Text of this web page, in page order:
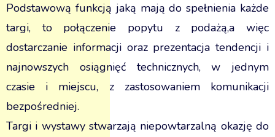
Podstawową funkcją jaką mają do spełnienia każde
targi, to połączenie popytu z podażą,a więc
dostarczanie informacji oraz prezentacja tendencji i
najnowszych osiągnięć technicznych, w jednym
czasie i miejscu, z zastosowaniem komunikacji
bezpośredniej.
Targi i wystawy stwarzają niepowtarzalną okazję do